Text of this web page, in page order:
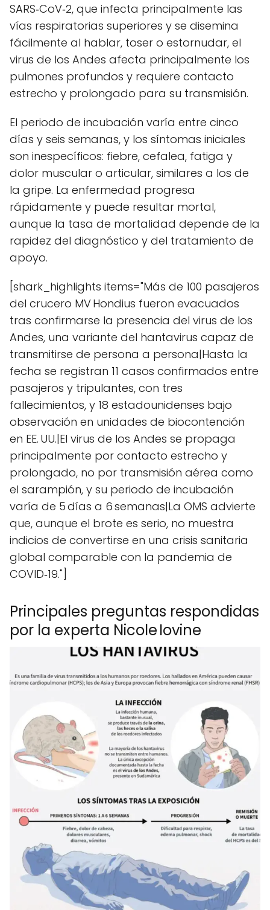
SARS‑CoV‑2, que infecta principalmente las
vías respiratorias superiores y se disemina
fácilmente al hablar, toser o estornudar, el
virus de los Andes afecta principalmente los
pulmones profundos y requiere contacto
estrecho y prolongado para su transmisión.
El periodo de incubación varía entre cinco
días y seis semanas, y los síntomas iniciales
son inespecíficos: fiebre, cefalea, fatiga y
dolor muscular o articular, similares a los de
la gripe. La enfermedad progresa
rápidamente y puede resultar mortal,
aunque la tasa de mortalidad depende de la
rapidez del diagnóstico y del tratamiento de
apoyo.
[shark_highlights items="Más de 100 pasajeros
del crucero MV Hondius fueron evacuados
tras confirmarse la presencia del virus de los
Andes, una variante del hantavirus capaz de
transmitirse de persona a persona|Hasta la
fecha se registran 11 casos confirmados entre
pasajeros y tripulantes, con tres
fallecimientos, y 18 estadounidenses bajo
observación en unidades de biocontención
en EE. UU.|El virus de los Andes se propaga
principalmente por contacto estrecho y
prolongado, no por transmisión aérea como
el sarampión, y su periodo de incubación
varía de 5 días a 6 semanas|La OMS advierte
que, aunque el brote es serio, no muestra
indicios de convertirse en una crisis sanitaria
global comparable con la pandemia de
COVID‑19."]
Principales preguntas respondidas
por la experta Nicole Iovine